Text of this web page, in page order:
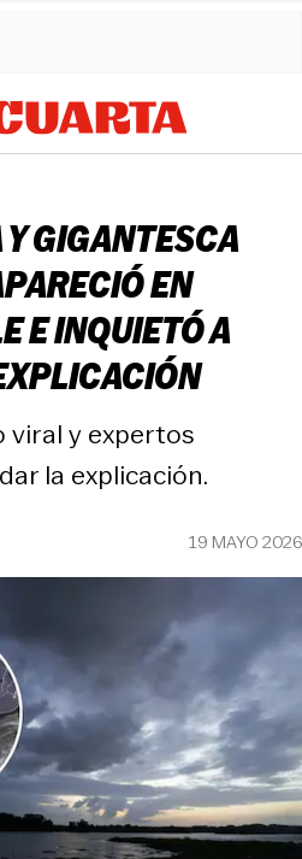
GIGANTESCA
EN
E INQUIETÓ A
viral y expertos
la explicación.
19 MAYO 2026